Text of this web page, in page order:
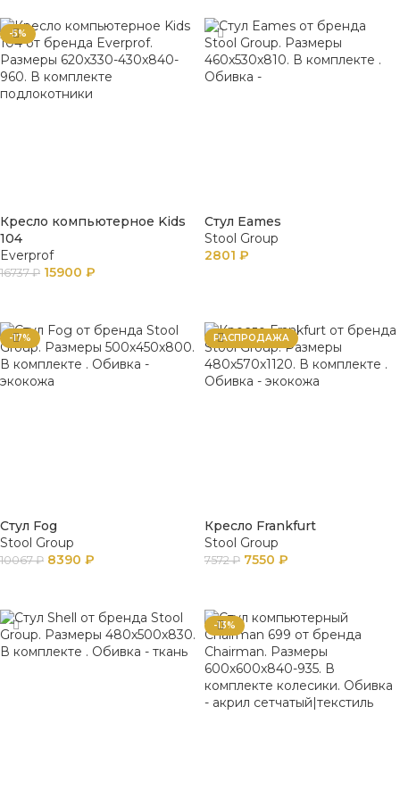
-5%
Кресло компьютерное Kids
104
Everprof
16737₽ 15900 ₽
Стул Eames
Stool Group
2801 ₽
-17%
Стул Fog
Stool Group
10067₽ 8390 ₽
РАСПРОДАЖА
Кресло Frankfurt
Stool Group
7572₽ 7550 ₽
-13%